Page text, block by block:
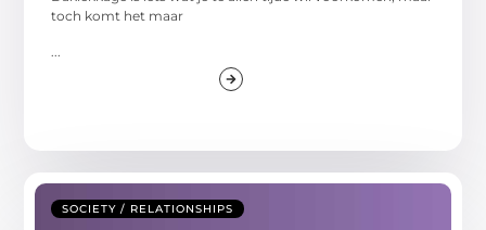
toch komt het maar
SOCIETY / RELATIONSHIPS